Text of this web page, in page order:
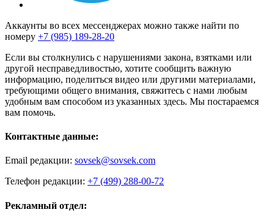
Аккаунты во всех мессенджерах можно также найти по
номеру +7 (985) 189-28-20
Если вы столкнулись с нарушениями закона, взятками или
другой несправедливостью, хотите сообщить важную
информацию, поделиться видео или другими материалами,
требующими общего внимания, свяжитесь с нами любым
удобным вам способом из указанных здесь. Мы постараемся
вам помочь.
Контактные данные:
Email редакции: sovsek@sovsek.com
Телефон редакции: +7 (499) 288-00-72
Рекламный отдел: